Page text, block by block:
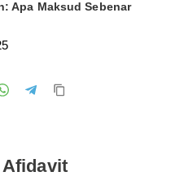
Apa Maksud Sebenar
Afidavit